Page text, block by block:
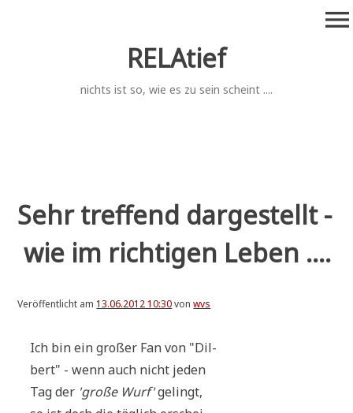
RELAtief
nichts ist so, wie es zu sein scheint ....
menu
Sehr treffend dargestellt -
wie im richtigen Leben ....
Veröffentlicht am 13.06.2012 10:30vonwvs
Ich bin ein gro­ßer Fan von "Dil­
bert" - wenn auch nicht jeden
Tag der 'gro­ße Wurf'gelingt,